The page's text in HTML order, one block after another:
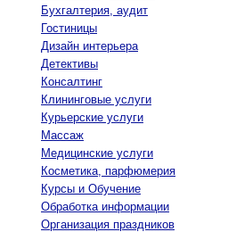
Бухгалтерия, аудит
Гостиницы
Дизайн интерьера
Детективы
Консалтинг
Клининговые услуги
Курьерские услуги
Массаж
Медицинские услуги
Косметика, парфюмерия
Курсы и Обучение
Обработка информации
Организация праздников